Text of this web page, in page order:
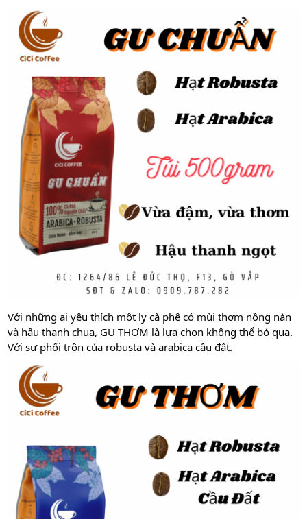
Với những ai yêu thích một ly cà phê có mùi thơm nồng nàn
và hậu thanh chua, GU THƠM là lựa chọn không thể bỏ qua.
Với sự phối trộn của robusta và arabica cầu đất.